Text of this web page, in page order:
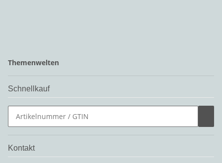
Themenwelten
Schnellkauf
Kontakt